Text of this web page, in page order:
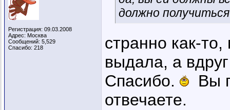
Регистрация: 09.03.2008
Адрес: Москва
Сообщений: 5,529
Спасибо: 218
должно
странно как-
выдала, а
Спасибо.
Вы
отвечаете.